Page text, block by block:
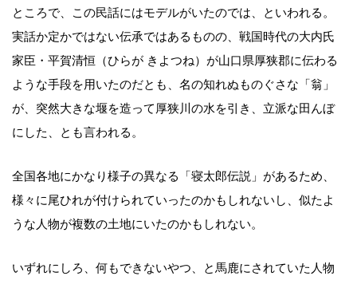
ところで、この民話にはモデルがいたのでは、といわれる。
実話か定かではない伝承ではあるものの、戦国時代の大内氏
家臣・平賀清恒（ひらが きよつね）が山口県厚狭郡に伝わる
ような手段を用いたのだとも、名の知れぬものぐさな「翁」
が、突然大きな堰を造って厚狭川の水を引き、立派な田んぼ
にした、とも言われる。
全国各地にかなり様子の異なる「寝太郎伝説」があるため、
様々に尾ひれが付けられていったのかもしれないし、似たよ
うな人物が複数の土地にいたのかもしれない。
いずれにしろ、何もできないやつ、と馬鹿にされていた人物